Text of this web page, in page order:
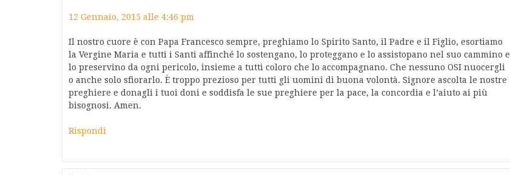
12 Gennaio, 2015 alle 4:46 pm
Il nostro cuore è con Papa Francesco sempre, preghiamo lo Spirito Santo, il Padre e il Figlio, esortiamo
la Vergine Maria e tutti i Santi affinché lo sostengano, lo proteggano e lo assistopano nel suo cammino e
lo preservino da ogni pericolo, insieme a tutti coloro che lo accompagnano. Che nessuno OSI nuocergli
o anche solo sfiorarlo. È troppo prezioso per tutti gli uomini di buona volontà. Signore ascolta le nostre
preghiere e donagli i tuoi doni e soddisfa le sue preghiere per la pace, la concordia e l’aiuto ai più
bisognosi. Amen.
Rispondi